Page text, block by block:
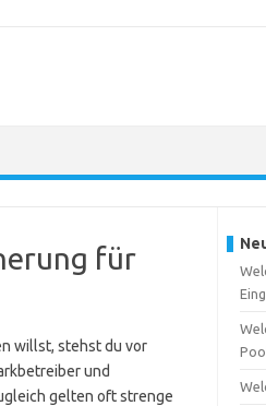
für
willst, stehst du vor
und
gelten oft strenge